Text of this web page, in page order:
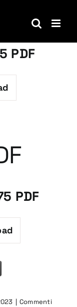
PDF
PDF
| Commenti